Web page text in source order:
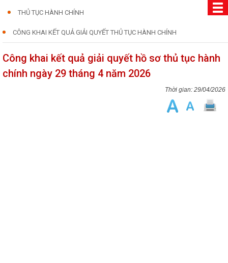
THỦ TỤC HÀNH CHÍNH
CÔNG KHAI KẾT QUẢ GIẢI QUYẾT THỦ TỤC HÀNH CHÍNH
Công khai kết quả giải quyết hồ sơ thủ tục hành
chính ngày 29 tháng 4 năm 2026
29/04/2026